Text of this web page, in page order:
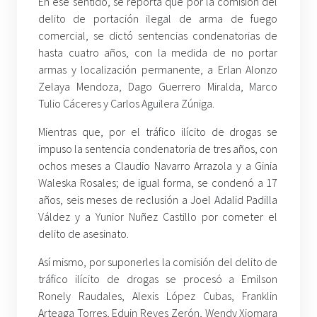
delito de portación ilegal de arma de fuego
comercial, se dictó sentencias condenatorias de
hasta cuatro años, con la medida de no portar
armas y localización permanente, a Erlan Alonzo
Zelaya Mendoza, Dago Guerrero Miralda, Marco
Tulio Cáceres y Carlos Aguilera Zúniga.
Mientras que, por el tráfico ilícito de drogas se
impuso la sentencia condenatoria de tres años, con
ochos meses a Claudio Navarro Arrazola y a Ginia
Waleska Rosales; de igual forma, se condenó a 17
años, seis meses de reclusión a Joel Adalid Padilla
Váldez y a Yunior Nuñez Castillo por cometer el
delito de asesinato.
Así mismo, por suponerles la comisión del delito de
tráfico ilícito de drogas se procesó a Emilson
Ronely Raudales, Alexis López Cubas, Franklin
Arteaga Torres, Eduin Reyes Zerón, Wendy Xiomara